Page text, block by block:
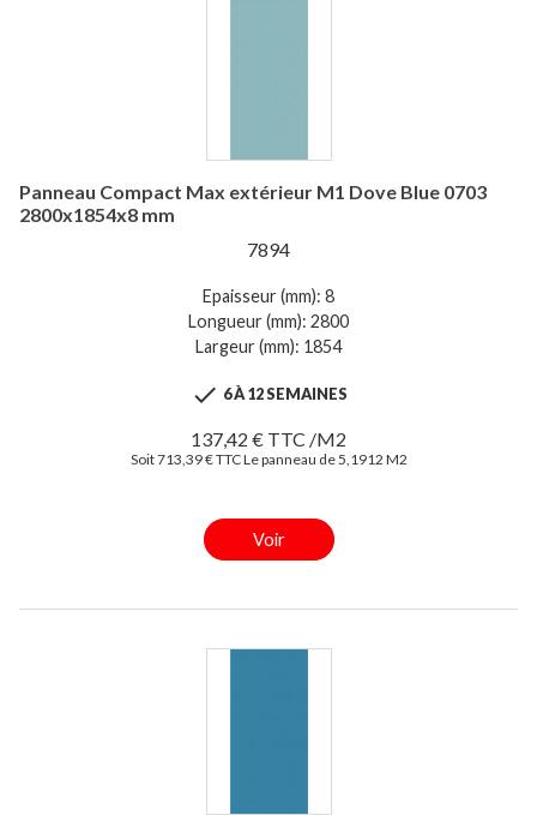
Panneau Compact Max extérieur M1 Dove Blue 0703
2800x1854x8 mm
7894
Epaisseur (mm): 8
Longueur (mm): 2800
Largeur (mm): 1854
 6 À 12 SEMAINES
137,42 € TTC /M2
Soit 713,39 € TTC Le panneau de 5,1912 M2
Voir